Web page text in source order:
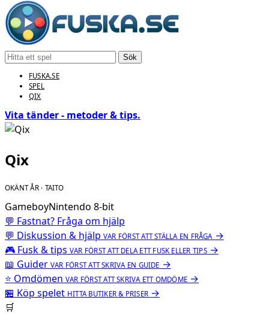
Sök
FUSKA.SE
SPEL
QIX
Vita tänder - metoder & tips.
Qix
OKÄNT ÅR · TAITO
GameboyNintendo 8-bit
💬 Fastnat? Fråga om hjälp
💬 Diskussion & hjälp VAR FÖRST ATT STÄLLA EN FRÅGA →
🎮 Fusk & tips VAR FÖRST ATT DELA ETT FUSK ELLER TIPS →
📖 Guider VAR FÖRST ATT SKRIVA EN GUIDE →
⭐ Omdömen VAR FÖRST ATT SKRIVA ETT OMDÖME →
🏪 Köp spelet HITTA BUTIKER & PRISER →
🛒